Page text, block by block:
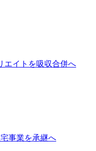
エイトを吸収合併へ
事業を承継へ